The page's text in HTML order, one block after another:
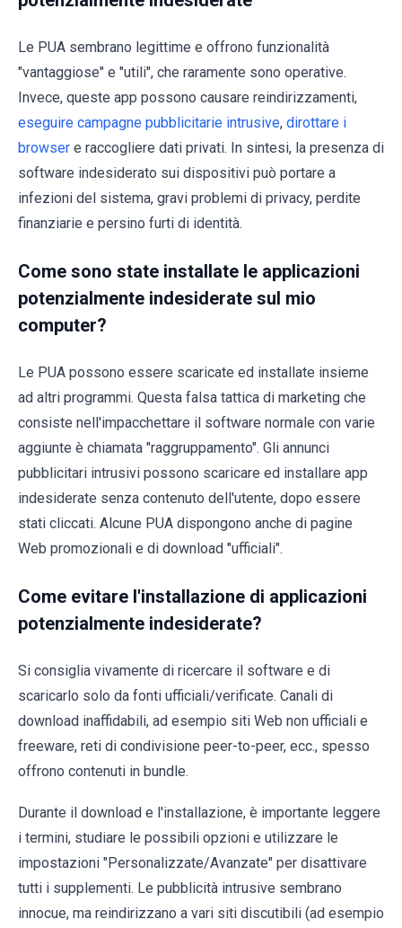
Le PUA sembrano legittime e offrono funzionalità
"vantaggiose" e "utili", che raramente sono operative.
Invece, queste app possono causare reindirizzamenti,
eseguire campagne pubblicitarie intrusive, dirottare i
browser e raccogliere dati privati. In sintesi, la presenza di
software indesiderato sui dispositivi può portare a
infezioni del sistema, gravi problemi di privacy, perdite
finanziarie e persino furti di identità.
Come sono state installate le applicazioni
potenzialmente indesiderate sul mio
computer?
Le PUA possono essere scaricate ed installate insieme
ad altri programmi. Questa falsa tattica di marketing che
consiste nell'impacchettare il software normale con varie
aggiunte è chiamata "raggruppamento". Gli annunci
pubblicitari intrusivi possono scaricare ed installare app
indesiderate senza contenuto dell'utente, dopo essere
stati cliccati. Alcune PUA dispongono anche di pagine
Web promozionali e di download "ufficiali".
Come evitare l'installazione di applicazioni
potenzialmente indesiderate?
Si consiglia vivamente di ricercare il software e di
scaricarlo solo da fonti ufficiali/verificate. Canali di
download inaffidabili, ad esempio siti Web non ufficiali e
freeware, reti di condivisione peer-to-peer, ecc., spesso
offrono contenuti in bundle.
Durante il download e l'installazione, è importante leggere
i termini, studiare le possibili opzioni e utilizzare le
impostazioni "Personalizzate/Avanzate" per disattivare
tutti i supplementi. Le pubblicità intrusive sembrano
innocue, ma reindirizzano a vari siti discutibili (ad esempio